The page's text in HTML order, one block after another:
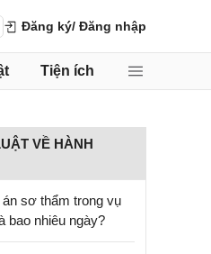
Đăng ký/ Đăng nhập
Tiện ích
VỀ HÀNH
sơ thẩm trong vụ
bao nhiêu ngày?